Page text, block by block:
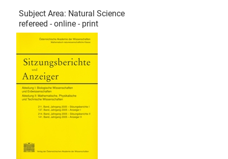
Subject Area: Natural Science
refereed - online - print